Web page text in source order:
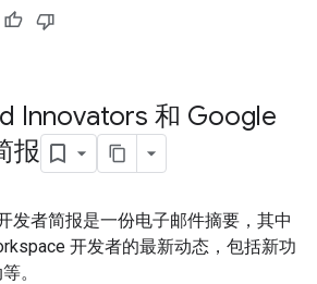
Innovators 和 Google
报
发者简报是一份电子邮件摘要，其中
开发者的最新动态，包括新功
。